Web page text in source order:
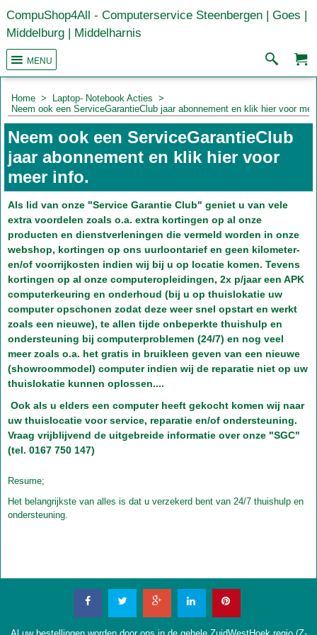
CompuShop4All - Computerservice Steenbergen | Goes |
Middelburg | Middelharnis
MENU
Home > Laptop- Notebook Acties >
Neem ook een ServiceGarantieClub jaar abonnement en klik hier voor
Neem ook een ServiceGarantieClub
jaar abonnement en klik hier voor
meer info.
Als lid van onze "Service Garantie Club" geniet u van vele
extra voordelen zoals o.a. extra kortingen op al onze
producten en dienstverleningen die vermeld worden in onze
webshop, kortingen op ons uurloontarief en geen kilometer-
en/of voorrijkosten indien wij bij u op locatie komen. Tevens
kortingen op al onze computeropleidingen, 2x p/jaar een APK
computerkeuring en onderhoud (bij u op thuislokatie uw
computer opschonen zodat deze weer snel opstart en werkt
zoals een nieuwe), te allen tijde onbeperkte thuishulp en
ondersteuning bij computerproblemen (24/7) en nog veel
meer zoals o.a. het gratis in bruikleen geven van een nieuwe
(showroommodel) computer indien wij de reparatie niet op uw
thuislokatie kunnen oplossen....
Ook als u elders een computer heeft gekocht komen wij naar
uw thuislocatie voor service, reparatie en/of ondersteuning.
Vraag vrijblijvend de uitgebreide informatie over onze "SGC"
(tel. 0167 750 147)
Resume;
Het belangrijkste van alles is dat u verzekerd bent van 24/7 thuishulp en
ondersteuning.